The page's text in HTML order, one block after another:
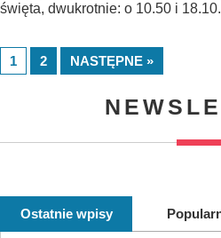
święta, dwukrotnie: o 10.50 i
1 2 NASTĘPNE »
Ostatnie wpisy